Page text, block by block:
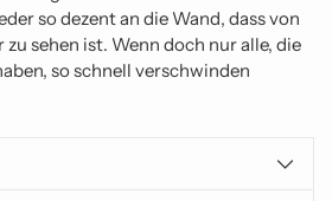
so dezent an die Wand, dass von
sehen ist. Wenn doch nur alle, die
so schnell verschwinden